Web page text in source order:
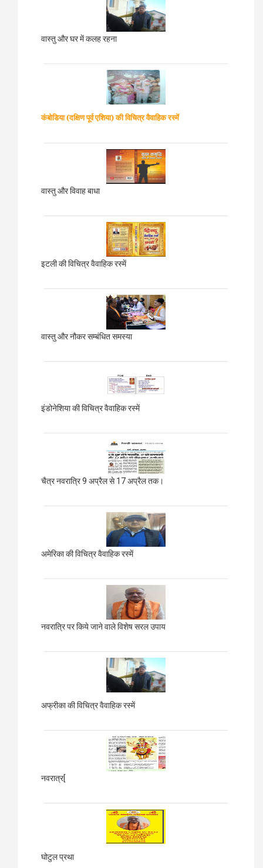
वास्तु और घर में कलह रहना
कंबोडिया (दक्षिण पूर्व एशिया) की विचित्र वैवाहिक रस्में
वास्तु और विवाह बाधा
इटली की विचित्र वैवाहिक रस्में
वास्तु और नौकर सम्बंधित समस्या
इंडोनेशिया की विचित्र वैवाहिक रस्में
चैत्र नवरात्रि 9 अप्रैल से 17 अप्रैल तक।
अमेरिका की विचित्र वैवाहिक रस्में
नवरात्रि पर किये जाने वाले विशेष सरल उपाय
अफ्रीका की विचित्र वैवाहिक रस्में
नवरात्र[
घोटुल प्रथा